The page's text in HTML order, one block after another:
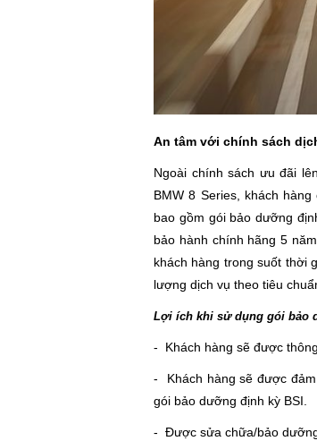
An tâm với chính sách
Ngoài chính sách ưu đãi
BMW 8 Series, khách
bao gồm gói bảo dưỡng
bảo hành chính hãng 5
khách hàng trong suốt thời
lượng dịch vụ theo tiêu
Lợi ích khi sử dụng gói bảo
- Khách hàng sẽ được
- Khách hàng sẽ được
gói bảo dưỡng định kỳ BSI.
- Được sửa chữa/bảo